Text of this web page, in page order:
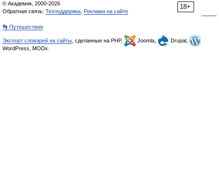
18+
© Академик, 2000-2026
Обратная связь: Техподдержка Реклама на сайте
👣 Путешествия
Экспорт словарей на сайты , сделанные на PHP, Joomla,
Drupal,
WordPress, MODx.